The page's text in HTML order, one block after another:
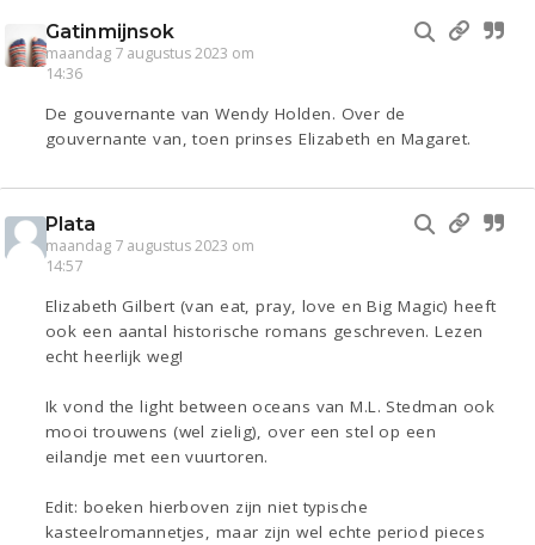
Gatinmijnsok
maandag 7 augustus 2023 om
14:36
De gouvernante van Wendy Holden. Over de
gouvernante van, toen prinses Elizabeth en Magaret.
Plata
maandag 7 augustus 2023 om
14:57
Elizabeth Gilbert (van eat, pray, love en Big Magic) heeft
ook een aantal historische romans geschreven. Lezen
echt heerlijk weg!
Ik vond the light between oceans van M.L. Stedman ook
mooi trouwens (wel zielig), over een stel op een
eilandje met een vuurtoren.
Edit: boeken hierboven zijn niet typische
kasteelromannetjes, maar zijn wel echte period pieces